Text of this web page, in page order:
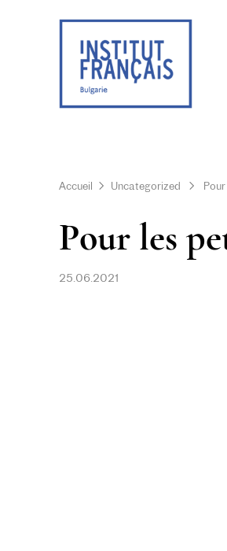
Accueil Uncategorized
Pour les
25.06.2021